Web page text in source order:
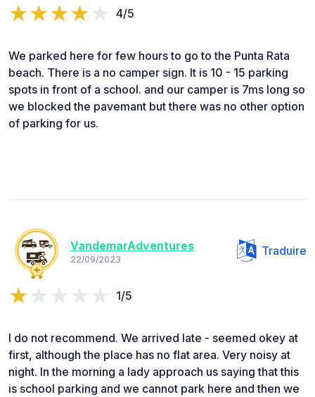
4/5
We parked here for few hours to go to the Punta Rata
beach. There is a no camper sign. It is 10 - 15 parking
spots in front of a school. and our camper is 7ms long so
we blocked the pavemant but there was no other option
of parking for us.
VandemarAdventures
22/09/2023
Traduire
1/5
I do not recommend. We arrived late - seemed okey at
first, although the place has no flat area. Very noisy at
night. In the morning a lady approach us saying that this
is school parking and we cannot park here and then we